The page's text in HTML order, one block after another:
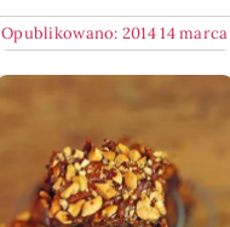
Opublikowano: 2014 14 marca